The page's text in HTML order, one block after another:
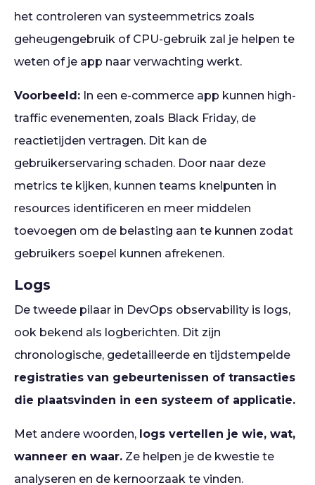
het controleren van systeemmetrics zoals
geheugengebruik of CPU-gebruik zal je helpen te
weten of je app naar verwachting werkt.
Voorbeeld: In een e-commerce app kunnen high-
traffic evenementen, zoals Black Friday, de
reactietijden vertragen. Dit kan de
gebruikerservaring schaden. Door naar deze
metrics te kijken, kunnen teams knelpunten in
resources identificeren en meer middelen
toevoegen om de belasting aan te kunnen zodat
gebruikers soepel kunnen afrekenen.
Logs
De tweede pilaar in DevOps observability is logs,
ook bekend als logberichten. Dit zijn
chronologische, gedetailleerde en tijdstempelde
registraties van gebeurtenissen of transacties
die plaatsvinden in een systeem of applicatie.
Met andere woorden, logs vertellen je wie, wat,
wanneer en waar. Ze helpen je de kwestie te
analyseren en de kernoorzaak te vinden.